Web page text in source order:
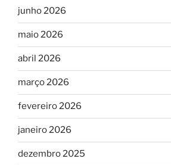
junho 2026
maio 2026
abril 2026
março 2026
fevereiro 2026
janeiro 2026
dezembro 2025